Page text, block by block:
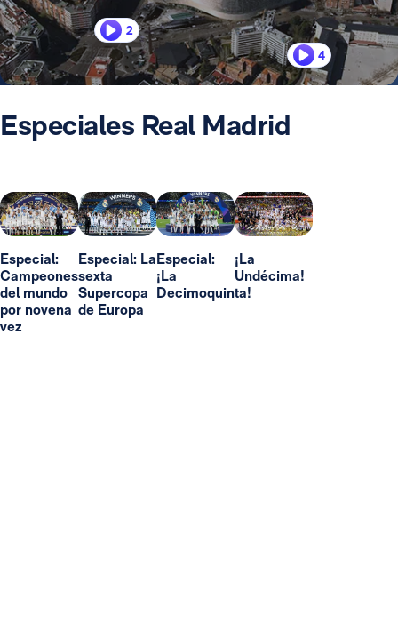
2
4
Especiales Real Madrid
Especial:
Campeones
del mundo
por novena
vez
Especial: La
sexta
Supercopa
de Europa
Especial:
¡La
Decimoquinta!
¡La
Undécima!